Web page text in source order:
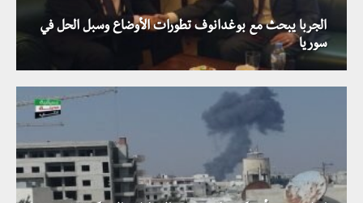
الجربا يبحث مع بوغدانوف تطورات الأوضاع وسبل الحل في
سوريا